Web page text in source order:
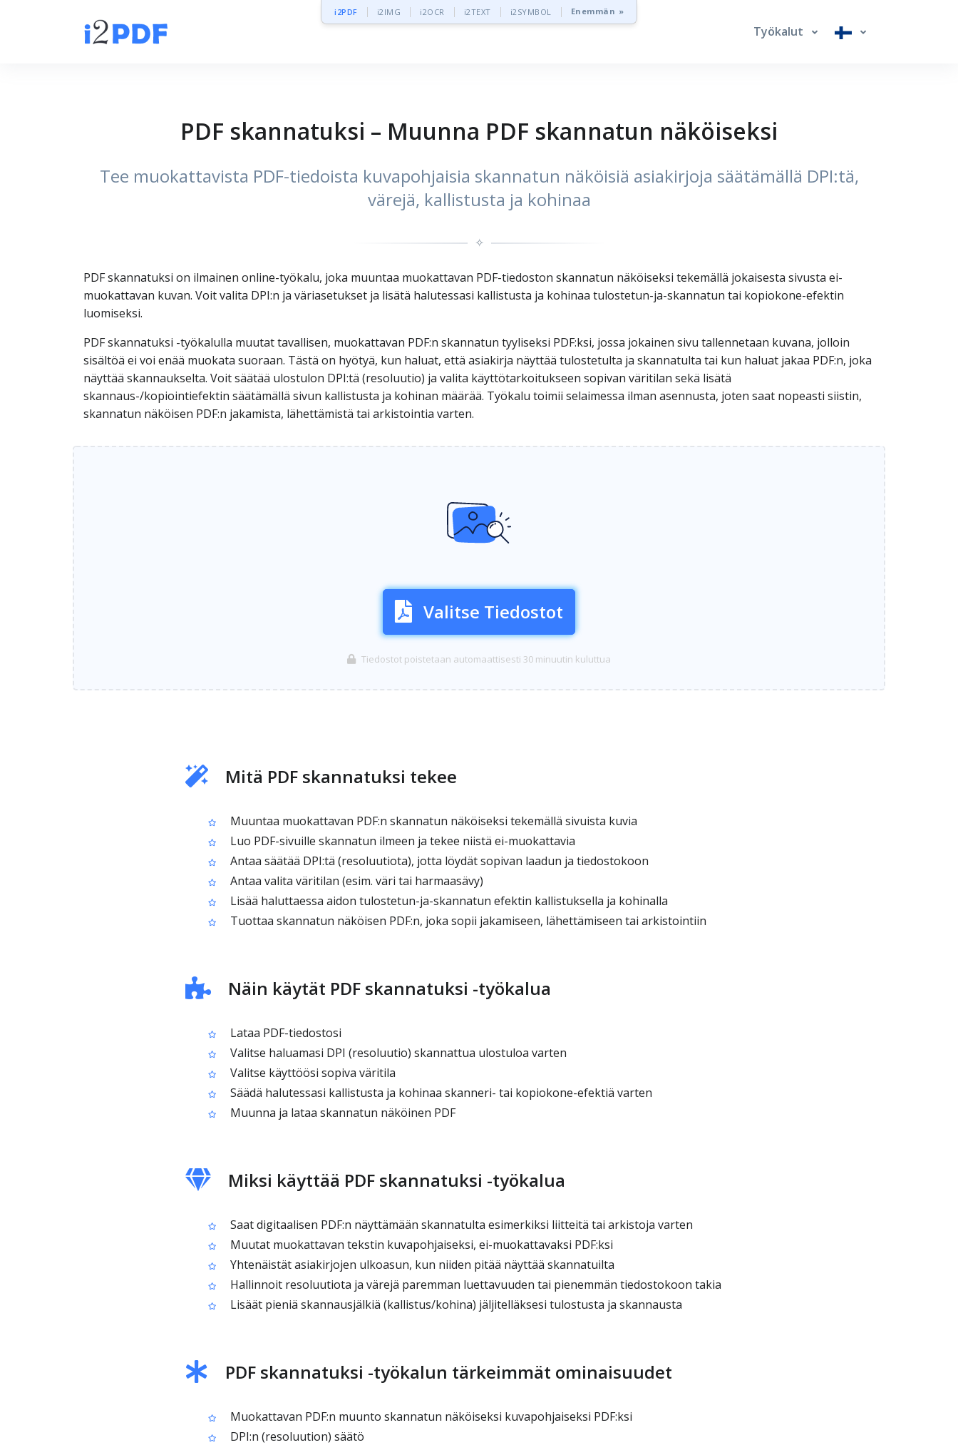
i2PDF i2IMG i2OCR i2TEXT i2SYMBOL Enemmän »
Työkalut
PDF skannatuksi – Muunna PDF skannatun näköiseksi
Tee muokattavista PDF-tiedoista kuvapohjaisia skannatun näköisiä asiakirjoja säätämällä DPI:tä,
värejä, kallistusta ja kohinaa
✧
PDF skannatuksi on ilmainen online-työkalu, joka muuntaa muokattavan PDF-tiedoston skannatun näköiseksi tekemällä jokaisesta sivusta ei-
muokattavan kuvan. Voit valita DPI:n ja väriasetukset ja lisätä halutessasi kallistusta ja kohinaa tulostetun-ja-skannatun tai kopiokone-efektin
luomiseksi.
PDF skannatuksi -työkalulla muutat tavallisen, muokattavan PDF:n skannatun tyyliseksi PDF:ksi, jossa jokainen sivu tallennetaan kuvana, jolloin
sisältöä ei voi enää muokata suoraan. Tästä on hyötyä, kun haluat, että asiakirja näyttää tulostetulta ja skannatulta tai kun haluat jakaa PDF:n, joka
näyttää skannaukselta. Voit säätää ulostulon DPI:tä (resoluutio) ja valita käyttötarkoitukseen sopivan väritilan sekä lisätä
skannaus-/kopiointiefektin säätämällä sivun kallistusta ja kohinan määrää. Työkalu toimii selaimessa ilman asennusta, joten saat nopeasti siistin,
skannatun näköisen PDF:n jakamista, lähettämistä tai arkistointia varten.
Valitse Tiedostot
Tiedostot poistetaan automaattisesti 30 minuutin kuluttua
Mitä PDF skannatuksi tekee
Muuntaa muokattavan PDF:n skannatun näköiseksi tekemällä sivuista kuvia
Luo PDF-sivuille skannatun ilmeen ja tekee niistä ei-muokattavia
Antaa säätää DPI:tä (resoluutiota), jotta löydät sopivan laadun ja tiedostokoon
Antaa valita väritilan (esim. väri tai harmaasävy)
Lisää haluttaessa aidon tulostetun-ja-skannatun efektin kallistuksella ja kohinalla
Tuottaa skannatun näköisen PDF:n, joka sopii jakamiseen, lähettämiseen tai arkistointiin
Näin käytät PDF skannatuksi -työkalua
Lataa PDF-tiedostosi
Valitse haluamasi DPI (resoluutio) skannattua ulostuloa varten
Valitse käyttöösi sopiva väritila
Säädä halutessasi kallistusta ja kohinaa skanneri- tai kopiokone-efektiä varten
Muunna ja lataa skannatun näköinen PDF
Miksi käyttää PDF skannatuksi -työkalua
Saat digitaalisen PDF:n näyttämään skannatulta esimerkiksi liitteitä tai arkistoja varten
Muutat muokattavan tekstin kuvapohjaiseksi, ei-muokattavaksi PDF:ksi
Yhtenäistät asiakirjojen ulkoasun, kun niiden pitää näyttää skannatuilta
Hallinnoit resoluutiota ja värejä paremman luettavuuden tai pienemmän tiedostokoon takia
Lisäät pieniä skannausjälkiä (kallistus/kohina) jäljitelläksesi tulostusta ja skannausta
PDF skannatuksi -työkalun tärkeimmät ominaisuudet
Muokattavan PDF:n muunto skannatun näköiseksi kuvapohjaiseksi PDF:ksi
DPI:n (resoluution) säätö